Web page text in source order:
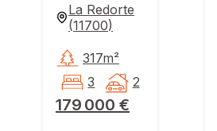
La Redorte
(11700)
179 000 €
317m²
3
2